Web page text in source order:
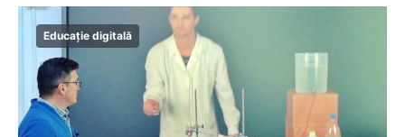
Educație digitală